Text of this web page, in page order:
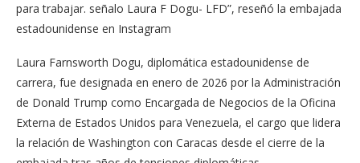
para trabajar. señalo Laura F Dogu- LFD”, reseñó la embajada
estadounidense en Instagram
Laura Farnsworth Dogu, diplomática estadounidense de
carrera, fue designada en enero de 2026 por la Administración
de Donald Trump como Encargada de Negocios de la Oficina
Externa de Estados Unidos para Venezuela, el cargo que lidera
la relación de Washington con Caracas desde el cierre de la